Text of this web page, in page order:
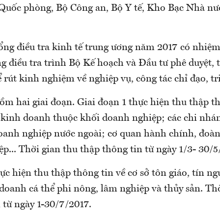
phòng, Bộ Công an, Bộ Y tế, Kho Bạc Nhà
điều tra kinh tế trung ương năm 2017 có
điều tra trình Bộ Kế hoạch và Đầu tư phê duyệt,
rút kinh nghiệm về nghiệp vụ, công tác chỉ đạo,
hai giai đoạn. Giai đoạn 1 thực hiện thu thập
kinh doanh thuộc khối doanh nghiệp; các chi
nghiệp nước ngoài; cơ quan hành chính,
Thời gian thu thập thông tin từ ngày 1/3- 30/
hiện thu thập thông tin về cơ sở tôn giáo, tín
cá thể phi nông, lâm nghiệp và thủy sản.
ngày 1-30/7/2017.